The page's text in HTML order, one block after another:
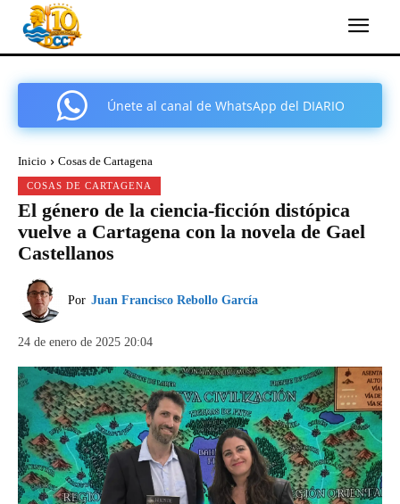
Únete al canal de WhatsApp del DIARIO
Inicio Cosas de Cartagena
COSAS DE CARTAGENA
El género de la ciencia-ficción distópica
vuelve a Cartagena con la novela de Gael
Castellanos
Por Juan Francisco Rebollo García
24 de enero de 2025 20:04